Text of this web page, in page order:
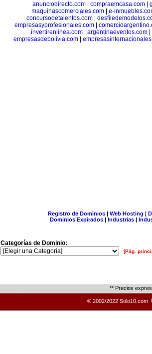
anunciodirecto.com| compraemcasa.com|
maquinascomerciales.com
e-
concursodetalentos.com|
empresasyprofesionales.com|
invertirenlinea.com| argentinaeventos.com|
empresasdebolivia.com|
Registro de Dominios| Web Hosting |
Dominios Expirados | Industrias |
Categorías de Dominio:
[Pág.
** Precios
© 2002/2022 Solo10.com